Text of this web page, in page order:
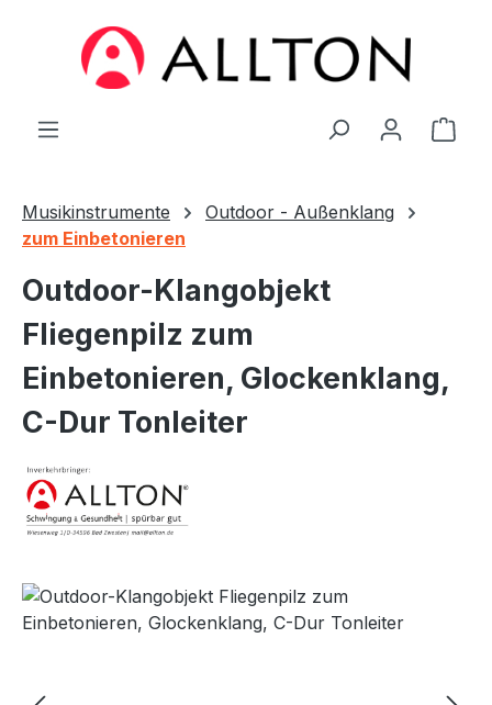
Zum Hauptinhalt springen
Musikinstrumente
Outdoor - Außenklang
zum Einbetonieren
Outdoor-Klangobjekt
Fliegenpilz zum
Einbetonieren, Glockenklang,
C-Dur Tonleiter
Bildergalerie überspringen